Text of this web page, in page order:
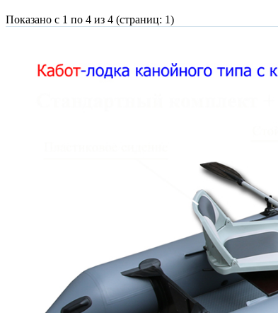
Показано с 1 по 4 из 4 (страниц: 1)